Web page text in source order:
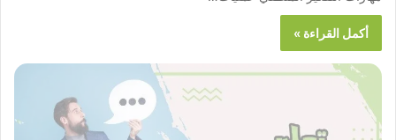
أكمل القراءة »